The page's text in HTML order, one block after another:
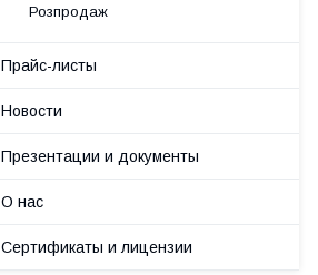
Розпродаж
Прайс-листы
Новости
Презентации и документы
О нас
Сертификаты и лицензии